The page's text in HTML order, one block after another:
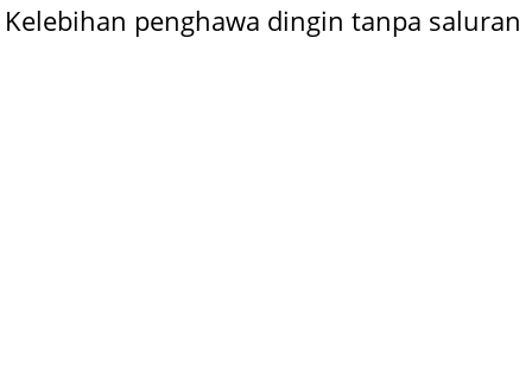
Kelebihan penghawa dingin tanpa saluran